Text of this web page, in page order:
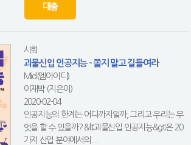
대출
사회
괴물신입 인공지능 - 쫄지 말고 길들여라
Mid(엠아이디)
이재박 (지은이)
2020-02-04
인공지능의 한계는 어디까지일까, 그리고 우리는 무
엇을 할 수 있을까? &lt;괴물신입 인공지능&gt;은 20
가지 산업 분야에서의 ...